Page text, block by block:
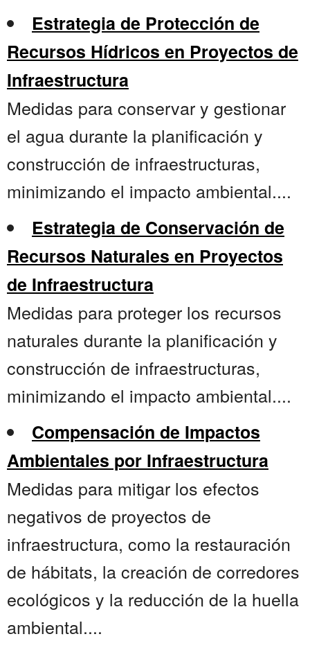
Estrategia de Protección de
Recursos Hídricos en Proyectos de
Infraestructura
Medidas para conservar y gestionar
el agua durante la planificación y
construcción de infraestructuras,
minimizando el impacto ambiental....
Estrategia de Conservación de
Recursos Naturales en Proyectos
de Infraestructura
Medidas para proteger los recursos
naturales durante la planificación y
construcción de infraestructuras,
minimizando el impacto ambiental....
Compensación de Impactos
Ambientales por Infraestructura
Medidas para mitigar los efectos
negativos de proyectos de
infraestructura, como la restauración
de hábitats, la creación de corredores
ecológicos y la reducción de la huella
ambiental....